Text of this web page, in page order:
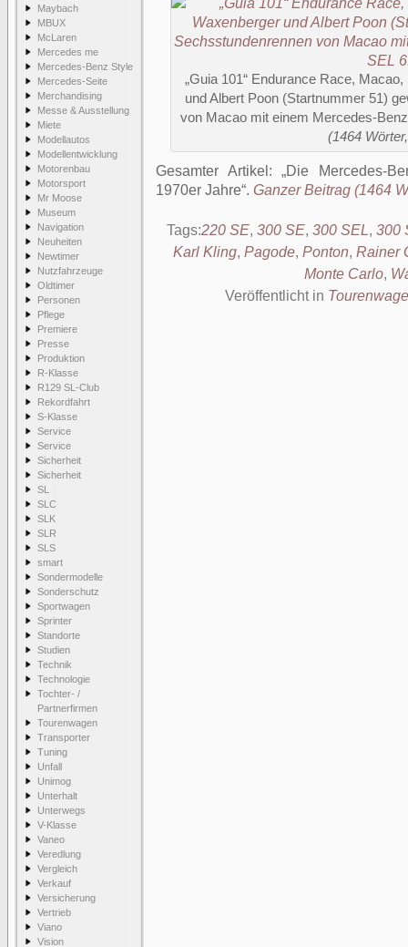
Maybach
MBUX
McLaren
Mercedes me
Mercedes-Benz Style
Mercedes-Seite
Merchandising
Messe & Ausstellung
Miete
Modellautos
Modellentwicklung
Motorenbau
Motorsport
Mr Moose
Museum
Navigation
Neuheiten
Newtimer
Nutzfahrzeuge
Oldtimer
Personen
Pflege
Premiere
Presse
Produktion
R-Klasse
R129 SL-Club
Rekordfahrt
S-Klasse
Service
Service
Sicherheit
Sicherheit
SL
SLC
SLK
SLR
SLS
smart
Sondermodelle
Sonderschutz
Sportwagen
Sprinter
Standorte
Studien
Technik
Technologie
Tochter- /
Partnerfirmen
Tourenwagen
Transporter
Tuning
Unfall
Unimog
Unterhalt
Unterwegs
V-Klasse
Vaneo
Veredlung
Vergleich
Verkauf
Versicherung
Vertrieb
Viano
Vision
„Guia 101“ Endurance Race,
und Albert Poon (Startnummer 51)
von Macao mit einem Mercedes-
(1464
Gesamter Artikel: Die Mercedes-
1970er Jahre . Ganzer Beitrag (1464
Tags:220 SE, 300 SE, 300 SEL, 300
Karl Kling, Pagode, Ponton, Rainer
Monte Carlo,
Veröffentlicht in